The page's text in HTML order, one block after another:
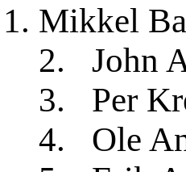
Mikkel
2.
3.
4.